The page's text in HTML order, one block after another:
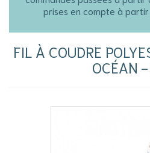
prises en compte à
FIL À COUDRE
OCÉAN